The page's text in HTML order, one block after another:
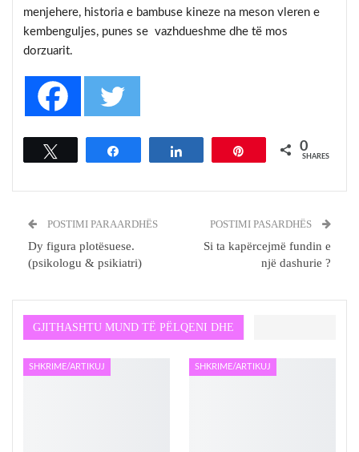
menjehere, historia e bambuse kineze na meson vleren e
kembenguljes, punes se vazhdueshme dhe të mos
dorzuarit.
0
SHARES
POSTIMI PARAARDHËS
Dy figura plotësuese.
(psikologu & psikiatri)
POSTIMI PASARDHËS
Si ta kapërcejmë fundin e
një dashurie ?
GJITHASHTU MUND TË PËLQENI DHE
SHKRIME/ARTIKUJ SHKRIME/ARTIKUJ